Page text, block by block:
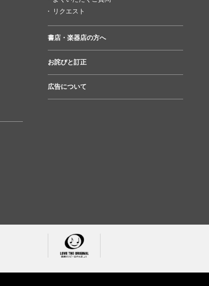
リクエスト
書店・楽器店の方へ
お詫びと訂正
広告について